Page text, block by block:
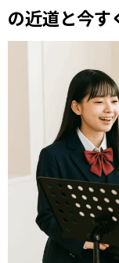
の近道と今す